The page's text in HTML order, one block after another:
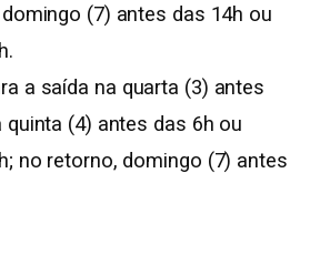
(7) antes das 14h ou
a saída na quarta (3) antes
quinta (4) antes das 6h ou
no retorno, domingo (7) antes